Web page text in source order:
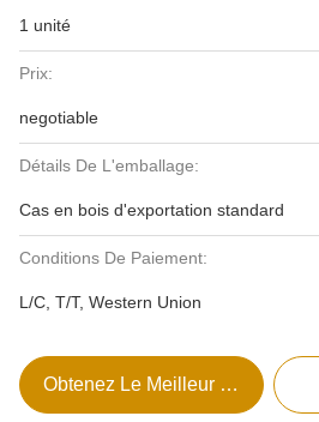
1 unité
Prix:
negotiable
Détails De L'emballage:
Cas en bois d'exportation standard
Conditions De Paiement:
L/C, T/T, Western Union
Obtenez Le Meilleur Prix